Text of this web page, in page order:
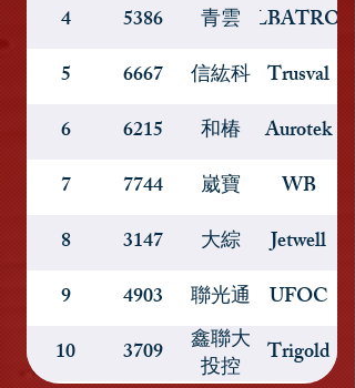
4
5386 青雲 ALBATRON
5
6667 信紘科 Trusval
6
6215 和椿
Aurotek
7
7744 崴寶
WB
8
3147 大綜
Jetwell
9
4903 聯光通 UFOC
10
3709 鑫聯大
投控 Trigold